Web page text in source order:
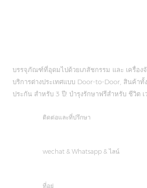
บรรจุภัณฑ์ที่อุดมไปด้วยเภสัชกรรม และ เครื่อง
บริการต่างประเทศแบบ Door-to-Door, สินค้า
ประกัน สำหรับ 3 ปี! บำรุงรักษาฟรีสำหรับ ชีวิต เ
ติดต่อและที่ปรึกษา
wechat & Whatsapp & ไลน์
ที่อยู่